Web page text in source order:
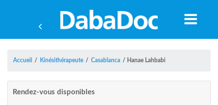
Accueil / Kinésithérapeute / Casablanca / Hanae Lahbabi
Rendez-vous disponibles